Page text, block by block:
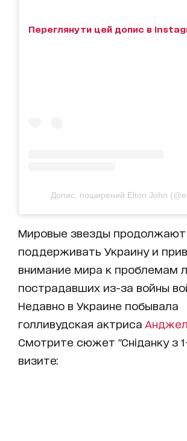
Переглянути цей допис в
Допис, поширений Elton John
Мировые звезды продолжают
поддерживать Украину и
внимание мира к проблемам
пострадавших из-за войны
Недавно в Украине побывала
голливудская актриса
Смотрите сюжет "Сніданку з
визите: